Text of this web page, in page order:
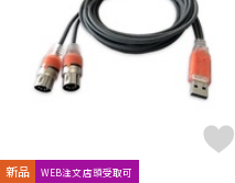
u-he（ユーヒー）
unknown
UVI
Vital Arts
Waldorf Wave
WAVES
XFER
1st PLACE 360 Reality Audio
新品 WEB注文店頭受取可